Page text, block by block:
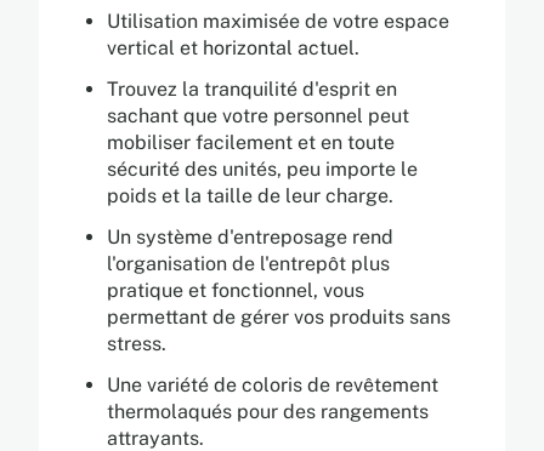
Utilisation maximisée de votre espace
vertical et horizontal actuel.
Trouvez la tranquilité d'esprit en
sachant que votre personnel peut
mobiliser facilement et en toute
sécurité des unités, peu importe le
poids et la taille de leur charge.
Un système d'entreposage rend
l'organisation de l'entrepôt plus
pratique et fonctionnel, vous
permettant de gérer vos produits sans
stress.
Une variété de coloris de revêtement
thermolaqués pour des rangements
attrayants.